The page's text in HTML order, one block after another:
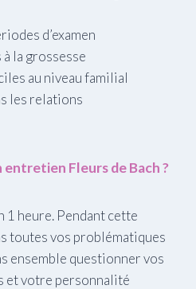
d’examen
la grossesse
au niveau familial
les relations
entretien Fleurs de Bach ?
1 heure. Pendant cette
toutes vos problématiques
ensemble questionner vos
et votre personnalité